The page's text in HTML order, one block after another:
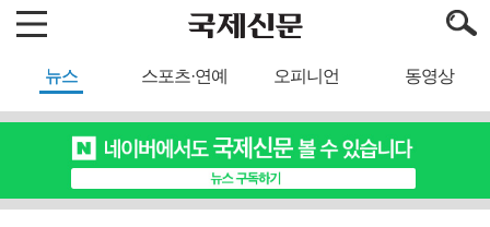
뉴스 스포츠·연예 오피니언 동영상